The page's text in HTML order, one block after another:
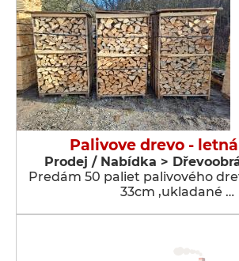
Palivove drevo -
Prodej / Nabídka >
Predám 50 paliet palivového
33cm ,ukladané …